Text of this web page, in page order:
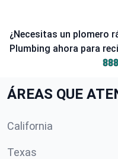
¿Necesitas un plomero
Plumbing ahora para
ÁREAS QUE
California
Texas